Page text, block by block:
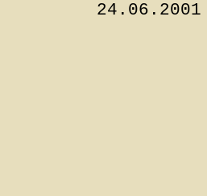
24.06.2001